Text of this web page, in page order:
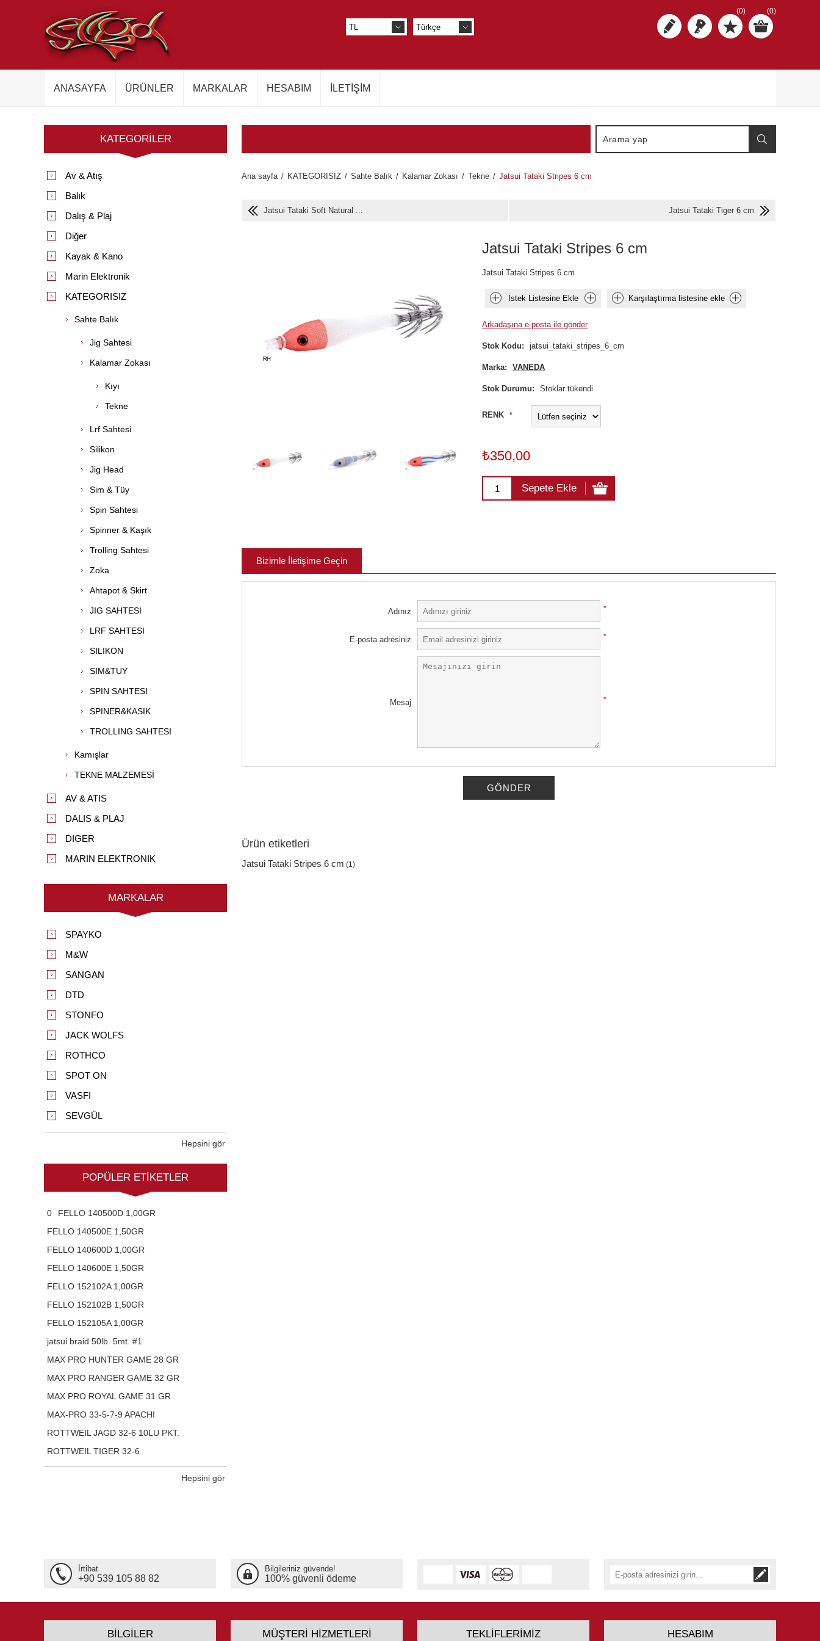
(0) (0)
ANASAYFA ÜRÜNLER MARKALAR HESABIM İLETIŞIM
Ana sayfa / KATEGORISIZ / Sahte Balık / Kalamar Zokası / Tekne / Jatsui Tataki Stripes 6 cm
Jatsui Tataki Soft Natural ... Jatsui Tataki Tiger 6 cm
Jatsui Tataki Stripes 6 cm
Jatsui Tataki Stripes 6 cm
İstek Listesine Ekle Karşılaştırma listesine ekle
Arkadaşına e-posta ile gönder
Stok Kodu: jatsui_tataki_stripes_6_cm
Marka: VANEDA
Stok Durumu: Stoklar tükendi
RENK *
₺350,00
Sepete Ekle
Bizimle İletişime Geçin
Adınız *
E-posta adresiniz *
Mesaj *
GÖNDER
Ürün etiketleri
Jatsui Tataki Stripes 6 cm (1)
KATEGORILER
Av & Atış
Balık
Dalış & Plaj
Diğer
Kayak & Kano
Marin Elektronik
KATEGORISIZ
Sahte Balık
Jig Sahtesi
Kalamar Zokası
Kıyı
Tekne
Lrf Sahtesi
Silikon
Jig Head
Sim & Tüy
Spin Sahtesi
Spinner & Kaşık
Trolling Sahtesi
Zoka
Ahtapot & Skirt
JIG SAHTESI
LRF SAHTESI
SILIKON
SIM&TUY
SPIN SAHTESI
SPINER&KASIK
TROLLING SAHTESI
Kamışlar
TEKNE MALZEMESİ
AV & ATIS
DALIS & PLAJ
DIGER
MARIN ELEKTRONIK
MARKALAR
SPAYKO
M&W
SANGAN
DTD
STONFO
JACK WOLFS
ROTHCO
SPOT ON
VASFI
SEVGÜL
Hepsini gör
POPÜLER ETIKETLER
0
FELLO 140500D 1,00GR
FELLO 140500E 1,50GR
FELLO 140600D 1,00GR
FELLO 140600E 1,50GR
FELLO 152102A 1,00GR
FELLO 152102B 1,50GR
FELLO 152105A 1,00GR
jatsui braid 50lb. 5mt. #1
MAX PRO HUNTER GAME 28 GR
MAX PRO RANGER GAME 32 GR
MAX PRO ROYAL GAME 31 GR
MAX-PRO 33-5-7-9 APACHI
ROTTWEIL JAGD 32-6 10LU PKT.
ROTTWEIL TIGER 32-6
Hepsini gör
İrtibat
+90 539 105 88 82
Bilgileriniz güvende!
100% güvenli ödeme
BILGILER MÜŞTERI HIZMETLERI TEKLIFLERIMIZ HESABIM